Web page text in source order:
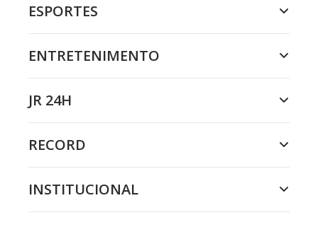
ESPORTES
ENTRETENIMENTO
JR 24H
RECORD
INSTITUCIONAL